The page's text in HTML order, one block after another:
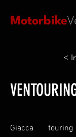
Motorbike
<
Giacca